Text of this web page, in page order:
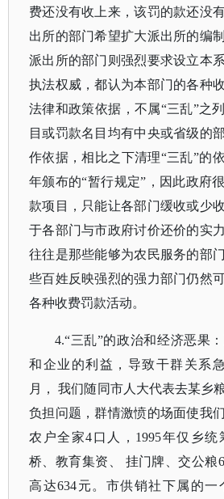
费还没有收上来，该罚的款还没
出所的部门希望扩大派出所的编
派出所的部门则强烈要求设立本
执法权威，都认为本部门的各种
法律和政策依据，不属“三乱”之
目或罚款名目均有中央或省级的
作依据，相比之下清理“三乱”的
年颁布的“暂行规定”，因此政府
款项目，只能让各部门缓收或少
于各部门与市政府讨价还价的实
往往是那些能够为农民服务的部
些百姓反映强烈的强力部门仍然
各种收费罚款活动。
4.“三乱”的政治和经济恶果
和企业的利益，导致干群关系
月， 我们随同市人大代表去某乡
负担问题，群情激愤的场面使我
农户全家4口人，1995年仅乡统
桥、教育集资、 挂门牌、交公粮
高达634元。市供销社下属的一